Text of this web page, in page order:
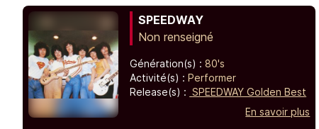
SPEEDWAY
Non renseigné
Génération(s) : 80's
Activité(s) : Performer
Release(s) : SPEEDWAY Golden Best
En savoir plus